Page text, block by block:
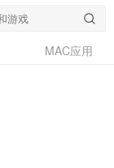
MAC应用